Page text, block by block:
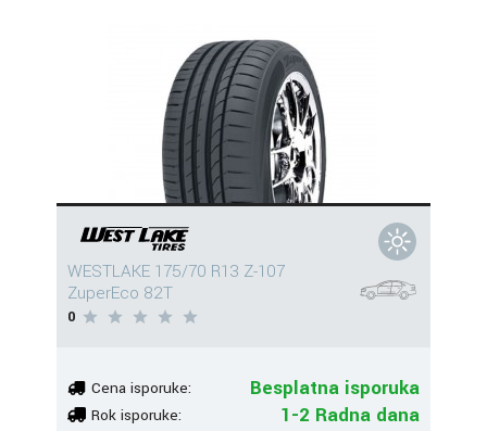
WESTLAKE 175/70 R13 Z-107
ZuperEco 82T
0
Cena isporuke: Besplatna isporuka
Rok isporuke: 1-2 Radna dana